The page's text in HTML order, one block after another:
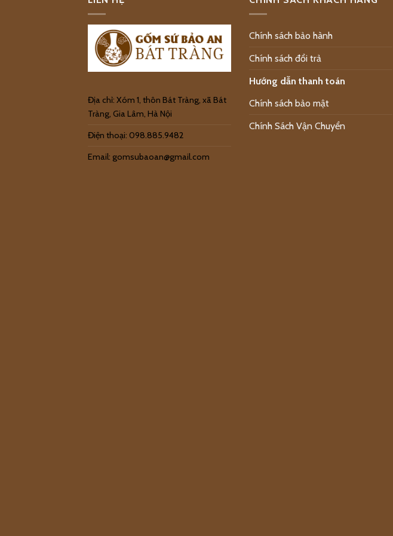
Địa chỉ: Xóm 1, thôn Bát Tràng, xã Bát
Tràng, Gia Lâm, Hà Nội
Điện thoại: 098.885.9482
Email: gomsubaoan@gmail.com
Chính sách bảo hành
Chính sách đổi trả
Hướng dẫn thanh toán
Chính sách bảo mật
Chính Sách Vận Chuyển